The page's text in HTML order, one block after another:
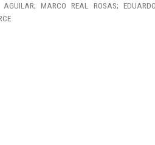
MARCO REAL ROSAS;